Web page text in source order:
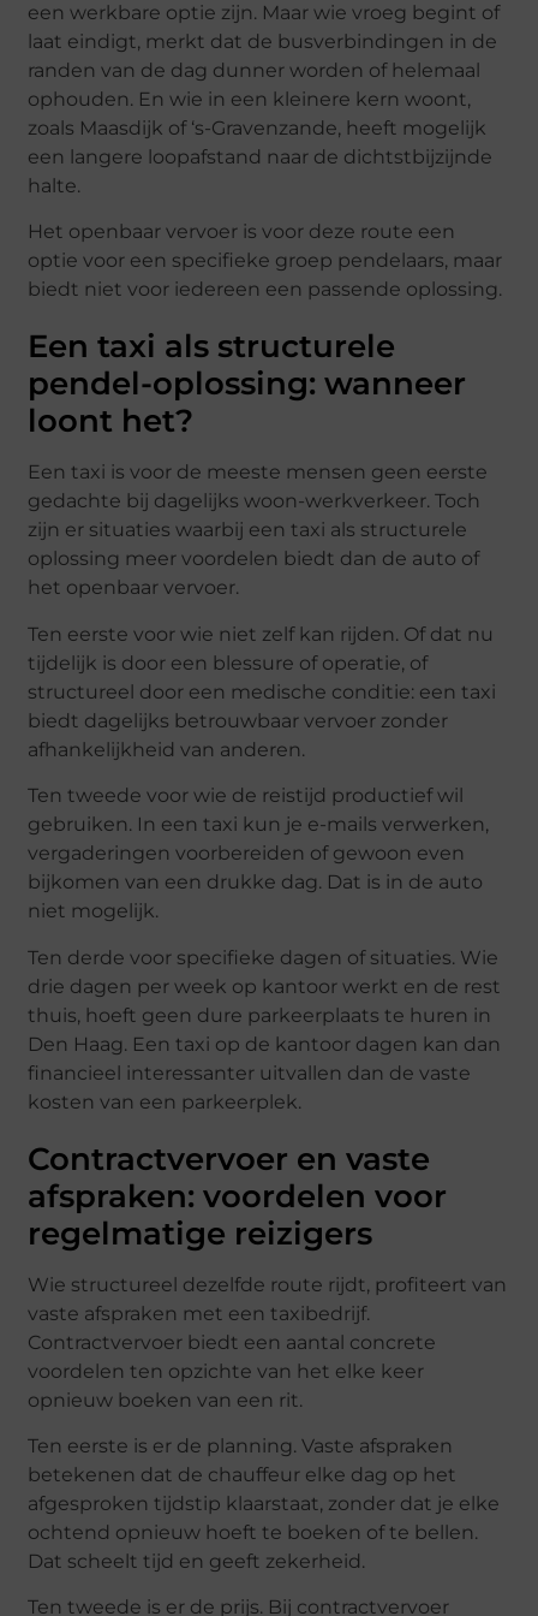
een werkbare optie zijn. Maar wie vroeg begint of
laat eindigt, merkt dat de busverbindingen in de
randen van de dag dunner worden of helemaal
ophouden. En wie in een kleinere kern woont,
zoals Maasdijk of ‘s-Gravenzande, heeft mogelijk
een langere loopafstand naar de dichtstbijzijnde
halte.
Het openbaar vervoer is voor deze route een
optie voor een specifieke groep pendelaars, maar
biedt niet voor iedereen een passende oplossing.
Een taxi als structurele
pendel-oplossing: wanneer
loont het?
Een taxi is voor de meeste mensen geen eerste
gedachte bij dagelijks woon-werkverkeer. Toch
zijn er situaties waarbij een taxi als structurele
oplossing meer voordelen biedt dan de auto of
het openbaar vervoer.
Ten eerste voor wie niet zelf kan rijden. Of dat nu
tijdelijk is door een blessure of operatie, of
structureel door een medische conditie: een taxi
biedt dagelijks betrouwbaar vervoer zonder
afhankelijkheid van anderen.
Ten tweede voor wie de reistijd productief wil
gebruiken. In een taxi kun je e-mails verwerken,
vergaderingen voorbereiden of gewoon even
bijkomen van een drukke dag. Dat is in de auto
niet mogelijk.
Ten derde voor specifieke dagen of situaties. Wie
drie dagen per week op kantoor werkt en de rest
thuis, hoeft geen dure parkeerplaats te huren in
Den Haag. Een taxi op de kantoor dagen kan dan
financieel interessanter uitvallen dan de vaste
kosten van een parkeerplek.
Contractvervoer en vaste
afspraken: voordelen voor
regelmatige reizigers
Wie structureel dezelfde route rijdt, profiteert van
vaste afspraken met een taxibedrijf.
Contractvervoer biedt een aantal concrete
voordelen ten opzichte van het elke keer
opnieuw boeken van een rit.
Ten eerste is er de planning. Vaste afspraken
betekenen dat de chauffeur elke dag op het
afgesproken tijdstip klaarstaat, zonder dat je elke
ochtend opnieuw hoeft te boeken of te bellen.
Dat scheelt tijd en geeft zekerheid.
Ten tweede is er de prijs. Bij contractvervoer